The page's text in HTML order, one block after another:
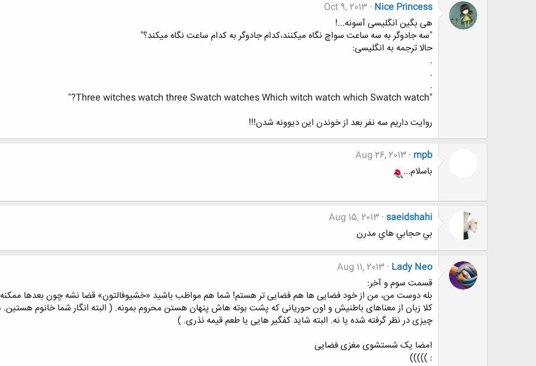
Nice Princess
Oct 9, 2013
هی بگین انگلیسی آسونه...!
"سه جادوگر به سه ساعت سواچ نگاه میکنند،کدام جادوگر به کدام ساعت نگاه میکند؟"
حالا ترجمه به انگلیسی:
.
.
.
"Three witches watch three Swatch watches Which witch watch which Swatch watch?"
روایت داریم سه نفر بعد از خوندن این دیوونه شدن!!!
mpb
Aug 26, 2013
باسلام...
saeidshahi
Aug 15, 2013
بي حجابي هاي مدرن
Lady Neo
Aug 11, 2013
قسمت سوم و آخر:
بله دوست من، من از خود فضایی ها هم فضایی تر هستم! شما هم مواظب باشید «خشیوفالتون» قضا نشه چون بعدها ممکنه
کلا زبان از معناهای باطنیش و اون حوریانی که پشت بوته هاش پنهان هستن محروم بمونه. ( البته انگار شما خانوم
چیزی در نظر گرفته شده یا نه. البته شاید کفگیر هایی یا طعم قیمه نذری. )
امضا یک شستشوی مغزی فضایی
: )))))